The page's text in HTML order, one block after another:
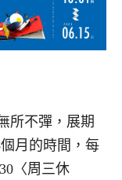
所不彈，展期
個月的時間，每
〈周三休